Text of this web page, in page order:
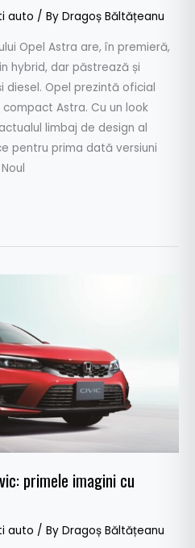
auto / By Dragoș Băltățeanu
Opel Astra are, în premieră,
hybrid, dar păstrează și
diesel. Opel prezintă oficial
Astra. Cu un look
limbaj de design al
pentru prima dată versiuni
primele imagini cu
auto / By Dragoș Băltățeanu